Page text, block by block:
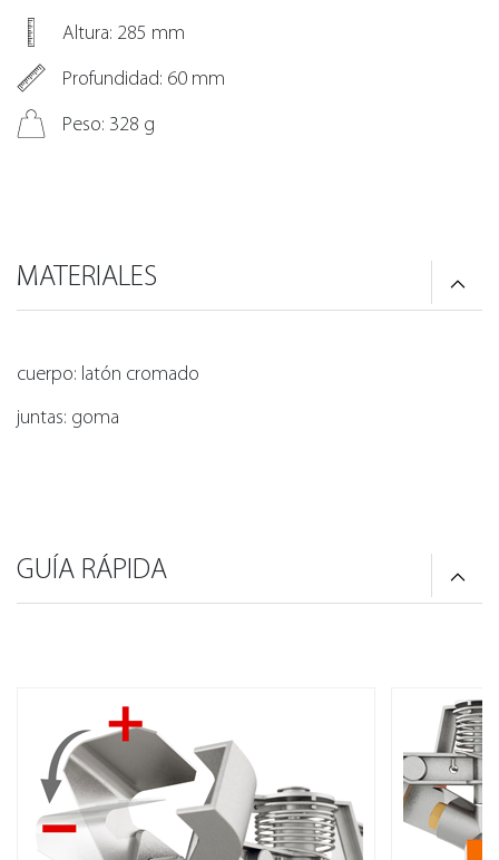
Altura: 285 mm
Profundidad: 60 mm
Peso: 328 g
MATERIALES
cuerpo: latón cromado
juntas: goma
GUÍA RÁPIDA